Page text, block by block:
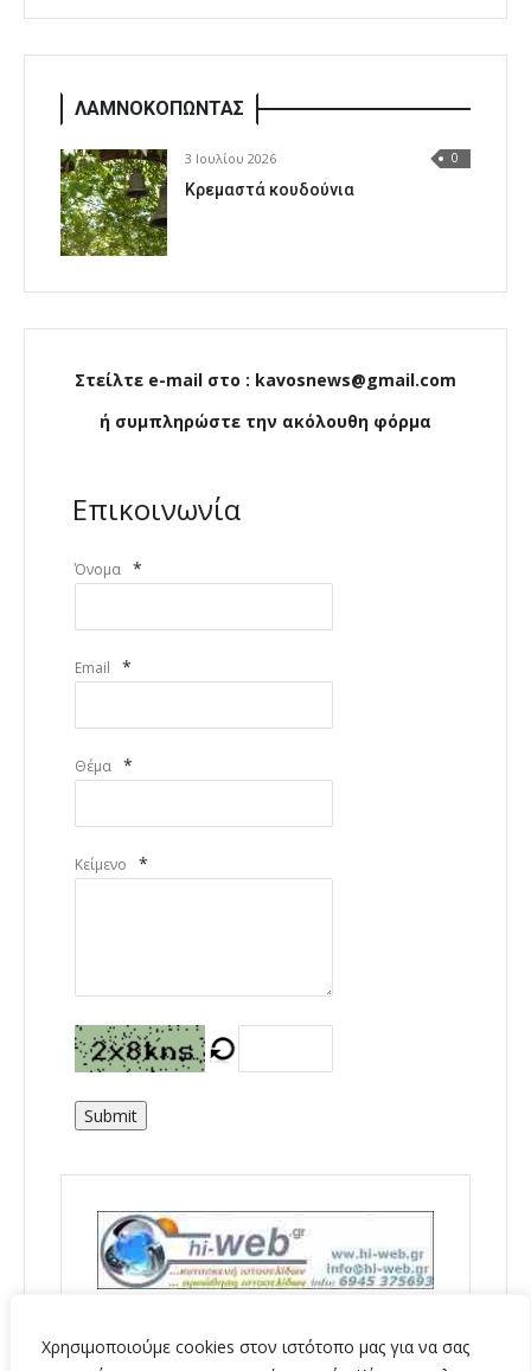
Χρησιμοποιούμε cookies στον ιστότοπο μας για να σας
ΛΑΜΝΟΚΟΠΩΝΤΑΣ
3 Ιουλίου 2026 0
Κρεμαστά κουδούνια
Στείλτε e-mail στο : kavosnews@gmail.com
ή συμπληρώστε την ακόλουθη φόρμα
Επικοινωνία
Όνομα *
Email *
Θέμα *
Κείμενο *
Submit